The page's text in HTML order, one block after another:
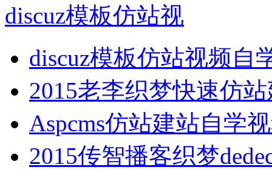
discuz模板仿站视
discuz模板仿站视频自
2015老李织梦快速仿
Aspcms仿站建站自学
2015传智播客织梦